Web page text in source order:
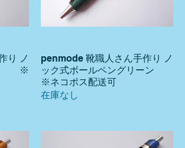
り ノ
ド ※
クイックビュー
penmode 靴職人さん手作り ノ
ック式ボールペングリーン
※ネコポス配送可
在庫なし